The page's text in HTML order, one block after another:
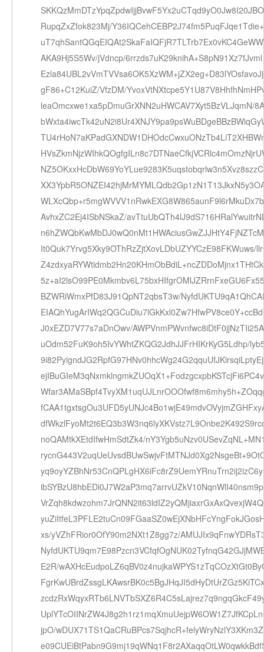
RupqZxZfok823Mj/
AKA9Hj5S5Wv/jVdncp/6rrzds7uK29knihA+S8pN91Xz7fJvml
gF86+C12KuiZ/VfzDM/
leaOmcxwe1xa5pDmuGrXNN2uHWCAV7Xyt5BzVLJqmN/
AvhxZC2Ej4ISbNSkaZ/
It0Quk7Yrvg5Xky9OThRzZjtXovLDbUZYYCzE98FKWuws/
BZWRiWmxPfD83J91QpNT2qbsT3w/
J0xEZD7V77s7aDnOwv/
uOdm52FuK9oh5IvYWhtZKQG2JdhJJFrHIKrKyG5Ldhp/
9i82PyigndJG2RpfG97HNv0hhcWg24G2qquUfJKlrsqiLptyEj
noQAMtkXEtdIfwHmSdtZk4/
xs/yVZhFRior0OfY90m2NXt1Z8gg7z/
E2R/
jpO/